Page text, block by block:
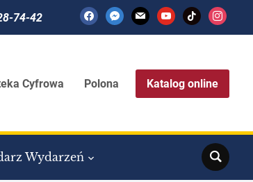
facebookmessenger
mail youtubetiktok instagram
74-42
Cyfrowa Polona Katalog online
Wydarzeń Search